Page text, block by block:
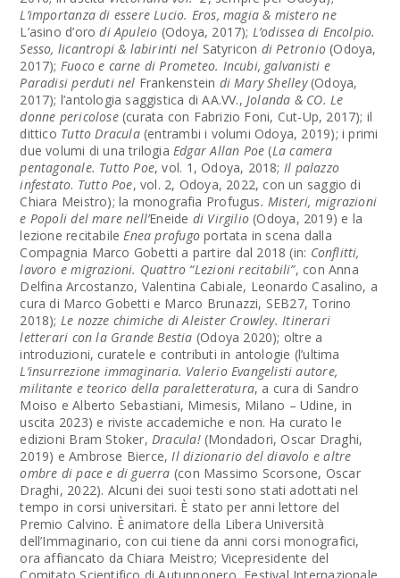
L’importanza di essere Lucio. Eros, magia & mistero ne
L’asino d’oro di Apuleio (Odoya, 2017); L’odissea di Encolpio.
Sesso, licantropi & labirinti nel Satyricon di Petronio(Odoya,
2017); Fuoco e carne di Prometeo. Incubi, galvanisti e
Paradisi perduti nel Frankenstein di Mary Shelley(Odoya,
2017); l’antologia saggistica di AA.VV.,Jolanda & CO. Le
donne pericolose(curata con Fabrizio Foni, Cut-Up, 2017); il
dittico Tutto Dracula(entrambi i volumi Odoya, 2019); i primi
due volumi di una trilogiaEdgar Allan Poe(La camera
pentagonale. Tutto Poe, vol. 1, Odoya, 2018; Il palazzo
infestato. Tutto Poe, vol. 2, Odoya, 2022, con un saggio di
Chiara Meistro); la monografia Profugus. Misteri, migrazioni
e Popoli del mare nell’Eneide di Virgilio (Odoya, 2019) e la
lezione recitabileEnea profugoportata in scena dalla
Compagnia Marco Gobetti a partire dal 2018 (in: Conflitti,
lavoro e migrazioni. Quattro “Lezioni recitabili”, con Anna
Delfina Arcostanzo, Valentina Cabiale, Leonardo Casalino, a
cura di Marco Gobetti e Marco Brunazzi, SEB27, Torino
2018); Le nozze chimiche di Aleister Crowley. Itinerari
letterari con la Grande Bestia (Odoya 2020); oltre a
introduzioni, curatele e contributi in antologie (l’ultima
L’insurrezione immaginaria. Valerio Evangelisti autore,
militante e teorico della paraletteratura, a cura di Sandro
Moiso e Alberto Sebastiani, Mimesis, Milano – Udine, in
uscita 2023) e riviste accademiche e non. Ha curato le
edizioni Bram Stoker,Dracula!(Mondadori, Oscar Draghi,
2019) e Ambrose Bierce,Il dizionario del diavolo e altre
ombre di pace e di guerra (con Massimo Scorsone, Oscar
Draghi, 2022). Alcuni dei suoi testi sono stati adottati nel
tempo in corsi universitari. È stato per anni lettore del
Premio Calvino. È animatore della Libera Università
dell’Immaginario, con cui tiene da anni corsi monografici,
ora affiancato da Chiara Meistro; Vicepresidente del